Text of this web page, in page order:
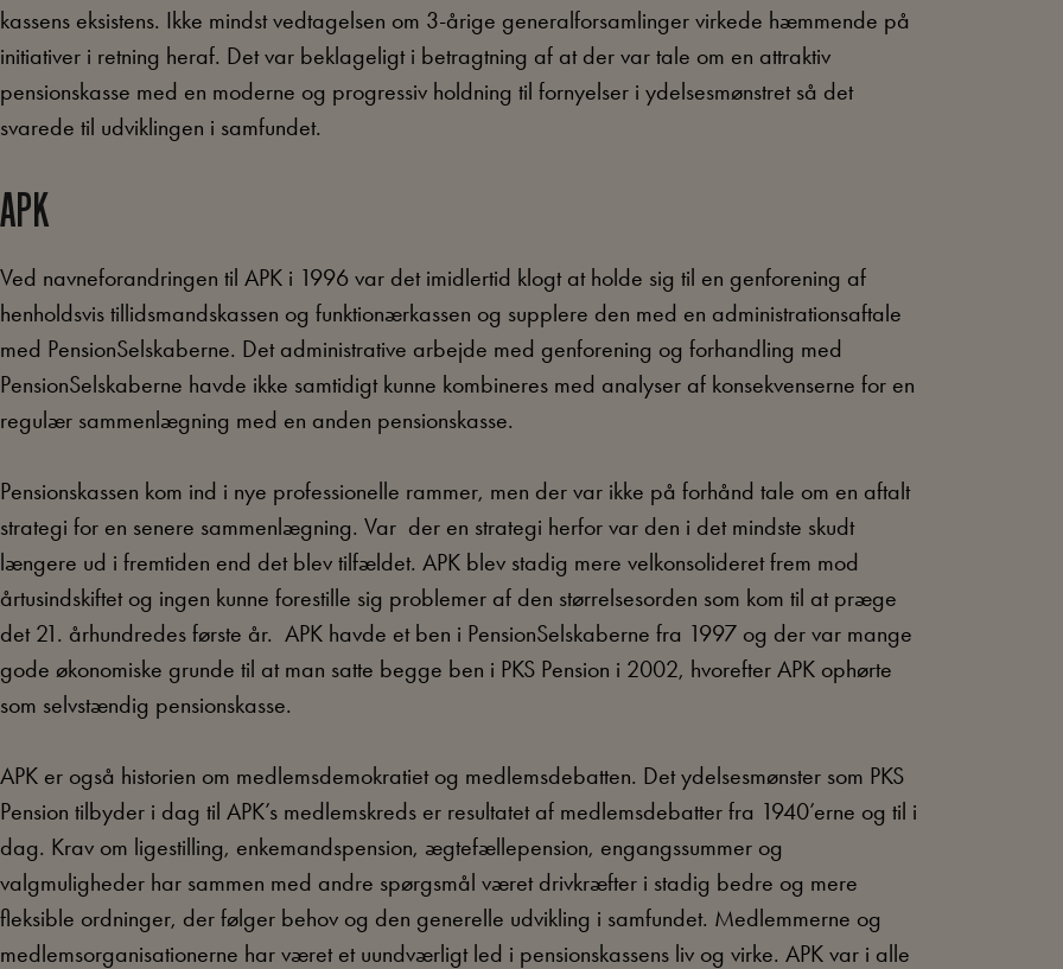
kassens eksistens. Ikke mindst vedtagelsen om 3-årige generalforsamlinger virkede hæmmende på
initiativer i retning heraf. Det var beklageligt i betragtning af at der var tale om en attraktiv
pensionskasse med en moderne og progressiv holdning til fornyelser i ydelsesmønstret så det
svarede til udviklingen i samfundet.
APK
Ved navneforandringen til APK i 1996 var det imidlertid klogt at holde sig til en genforening af
henholdsvis tillidsmandskassen og funktionærkassen og supplere den med en administrationsaftale
med PensionSelskaberne. Det administrative arbejde med genforening og forhandling med
PensionSelskaberne havde ikke samtidigt kunne kombineres med analyser af konsekvenserne for en
regulær sammenlægning med en anden pensionskasse.
Pensionskassen kom ind i nye professionelle rammer, men der var ikke på forhånd tale om en aftalt
strategi for en senere sammenlægning. Var der en strategi herfor var den i det mindste skudt
længere ud i fremtiden end det blev tilfældet. APK blev stadig mere velkonsolideret frem mod
årtusindskiftet og ingen kunne forestille sig problemer af den størrelsesorden som kom til at præge
det 21. århundredes første år. APK havde et ben i PensionSelskaberne fra 1997 og der var mange
gode økonomiske grunde til at man satte begge ben i PKS Pension i 2002, hvorefter APK ophørte
som selvstændig pensionskasse.
APK er også historien om medlemsdemokratiet og medlemsdebatten. Det ydelsesmønster som PKS
Pension tilbyder i dag til APK’s medlemskreds er resultatet af medlemsdebatter fra 1940’erne og til i
dag. Krav om ligestilling, enkemandspension, ægtefællepension, engangssummer og
valgmuligheder har sammen med andre spørgsmål været drivkræfter i stadig bedre og mere
fleksible ordninger, der følger behov og den generelle udvikling i samfundet. Medlemmerne og
medlemsorganisationerne har været et uundværligt led i pensionskassens liv og virke. APK var i alle